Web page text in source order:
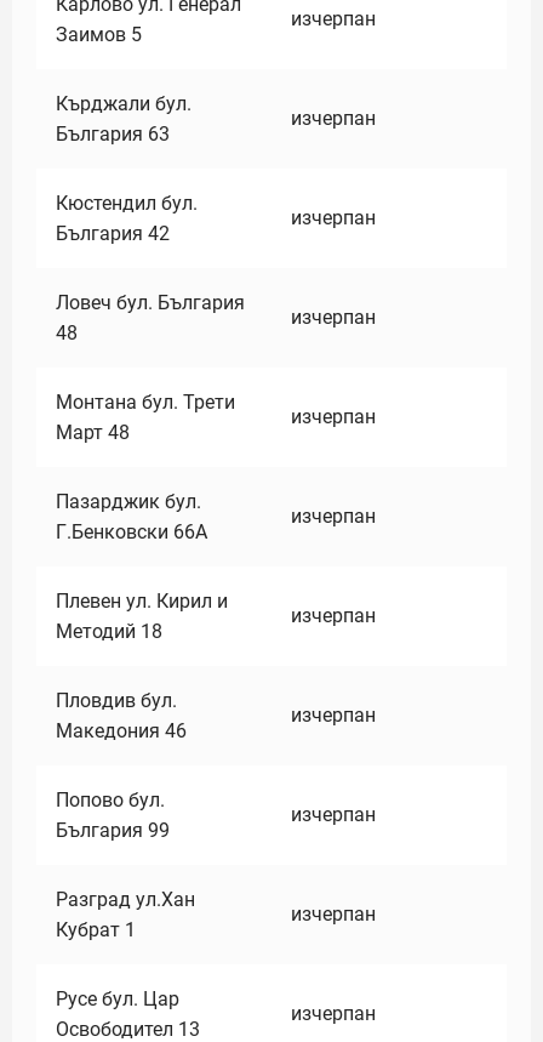
Заимов 5
изчерпан
Кърджали бул.
България 63
изчерпан
Кюстендил бул.
България 42
изчерпан
Ловеч бул. България
48
изчерпан
Монтана бул. Трети
Март 48
изчерпан
Пазарджик бул.
Г.Бенковски 66А
изчерпан
Плевен ул. Кирил и
Методий 18
изчерпан
Пловдив бул.
Македония 46
изчерпан
Попово бул.
България 99
изчерпан
Разград ул.Хан
Кубрат 1
изчерпан
Русе бул. Цар
Освободител 13
изчерпан